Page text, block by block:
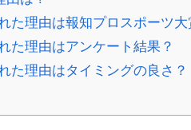
た理由は報知プロスポーツ大
た理由はアンケート結果？
た理由はタイミングの良さ？